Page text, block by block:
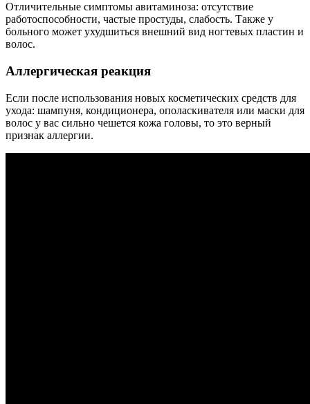
Отличительные симптомы авитаминоза: отсутствие
работоспособности, частые простуды, слабость. Также у
больного может ухудшиться внешний вид ногтевых пластин и
волос.
Аллергическая реакция
Если после использования новых косметических средств для
ухода: шампуня, кондиционера, ополаскивателя или маски для
волос у вас сильно чешется кожа головы, то это верный
признак аллергии.